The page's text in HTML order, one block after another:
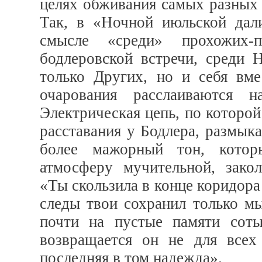
целях обживания самых
Так, в «Ночной июльской
смысле «среди»
бодлеровской встречи, среди
только Других, но и себя
очарования расслаиваются
Электрическая цепь, по
расставания у Бодлера,
более мажорный тон,
атмосферу мучительной,
«Ты скользила в конце
следы твои сохранил только
почти на пустые памяти
возвращается он не для
последняя в том надежда».